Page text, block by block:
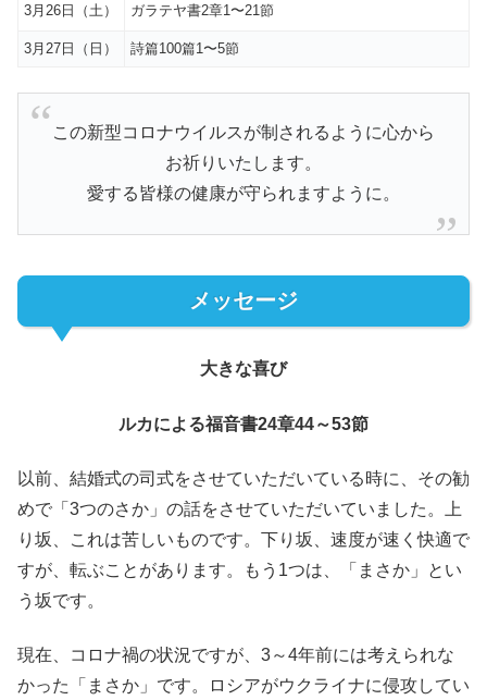
3月26日（土） ガラテヤ書2章1〜21節
3月27日（日） 詩篇100篇1〜5節
この新型コロナウイルスが制されるように心から
お祈りいたします。
愛する皆様の健康が守られますように。
メッセージ
大きな喜び
ルカによる福音書24章44～53節
以前、結婚式の司式をさせていただいている時に、その勧
めで「3つのさか」の話をさせていただいていました。上
り坂、これは苦しいものです。下り坂、速度が速く快適で
すが、転ぶことがあります。もう1つは、「まさか」とい
う坂です。
現在、コロナ禍の状況ですが、3～4年前には考えられな
かった「まさか」です。ロシアがウクライナに侵攻してい